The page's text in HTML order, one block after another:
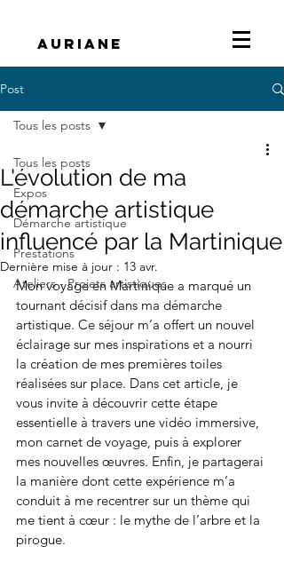
Auriane
Post
Tous les posts
Expos
Démarche artistique
Prestations
Ateliers - Projets artistiques
Tous les posts
L'évolution de ma
démarche artistique
influencé par la Martinique
Dernière mise à jour : 13 avr.
Mon voyage en Martinique a marqué un
tournant décisif dans ma démarche
artistique. Ce séjour m’a offert un nouvel
éclairage sur mes inspirations et a nourri
la création de mes premières toiles
réalisées sur place. Dans cet article, je
vous invite à découvrir cette étape
essentielle à travers une vidéo immersive,
mon carnet de voyage, puis à explorer
mes nouvelles œuvres. Enfin, je partagerai
la manière dont cette expérience m’a
conduit à me recentrer sur un thème qui
me tient à cœur : le mythe de l’arbre et la
pirogue.